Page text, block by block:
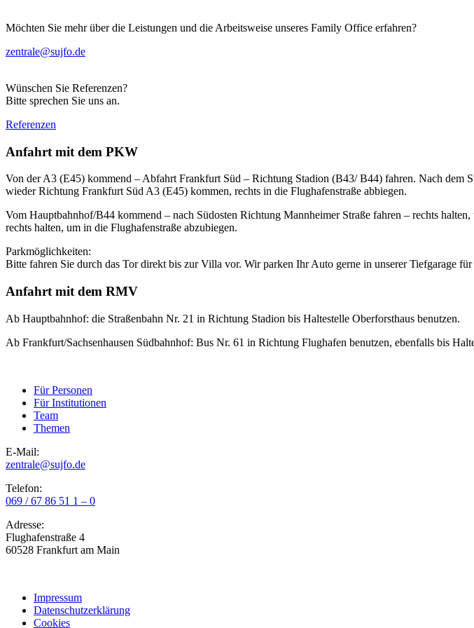
Möchten Sie mehr über die Leistungen und die Arbeitsweise unseres Family Office erfahren?
zentrale@sujfo.de
Wünschen Sie Referenzen?
Bitte sprechen Sie uns an.
Referenzen
Anfahrt mit dem PKW
Von der A3 (E45) kommend – Abfahrt Frankfurt Süd – Richtung Stadion (B43/ B44) fahren. Nach
wieder Richtung Frankfurt Süd A3 (E45) kommen, rechts in die Flughafenstraße abbiegen.
Vom Hauptbahnhof/B44 kommend – nach Südosten Richtung Mannheimer Straße fahren – rechts
rechts halten, um in die Flughafenstraße abzubiegen.
Parkmöglichkeiten:
Bitte fahren Sie durch das Tor direkt bis zur Villa vor. Wir parken Ihr Auto gerne in unserer Tiefgarage für
Anfahrt mit dem RMV
Ab Hauptbahnhof: die Straßenbahn Nr. 21 in Richtung Stadion bis Haltestelle Oberforsthaus benutzen.
Ab Frankfurt/Sachsenhausen Südbahnhof: Bus Nr. 61 in Richtung Flughafen benutzen, ebenfalls bis
Für Personen
Für Institutionen
Team
Themen
E-Mail:
zentrale@sujfo.de
Telefon:
069 / 67 86 51 1 – 0
Adresse:
Flughafenstraße 4
60528 Frankfurt am Main
Impressum
Datenschutzerklärung
Cookies